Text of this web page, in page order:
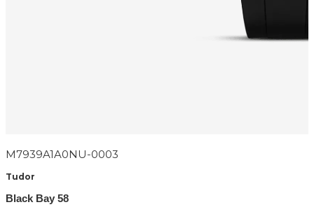
M7939A1A0NU-0003
Tudor
Black Bay 58